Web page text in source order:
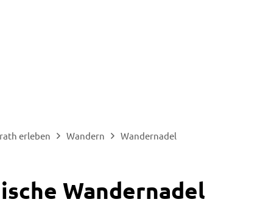
erleben Wandern Wandernadel
Wandernadel